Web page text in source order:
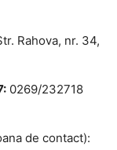
Rahova, nr. 34,
0269/232718
de contact):